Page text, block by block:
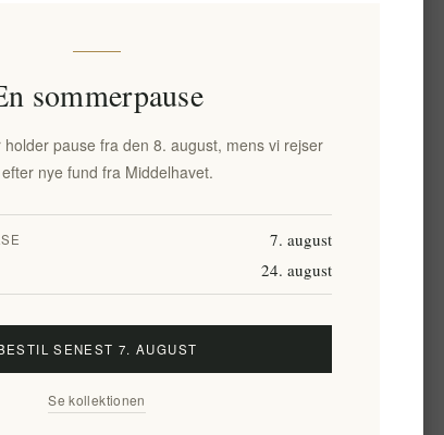
sommerpause
pause fra den 8. august, mens vi rejser
nye fund fra Middelhavet.
7. august
24. august
SENEST 7. AUGUST
Se kollektionen